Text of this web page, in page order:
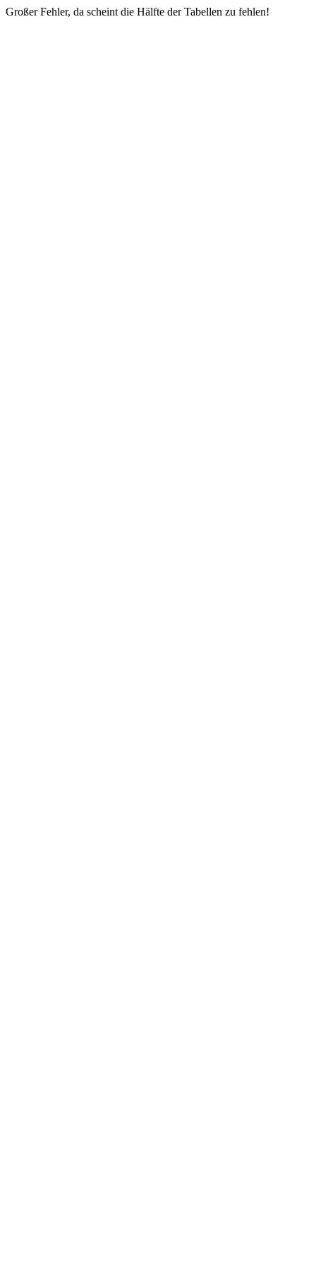
Großer Fehler, da scheint die Hälfte der Tabellen zu fehlen!